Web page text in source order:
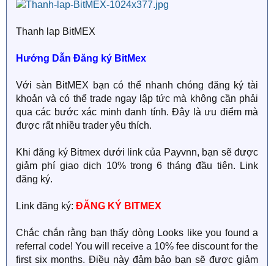
Thanh lap BitMEX
Hướng Dẫn Đăng ký BitMex
Với sàn BitMEX bạn có thể nhanh chóng đăng ký tài
khoản và có thể trade ngay lập tức mà không cần phải
qua các bước xác minh danh tính. Đây là ưu điểm mà
được rất nhiều trader yêu thích.
Khi đăng ký Bitmex dưới link của Payvnn, bạn sẽ được
giảm phí giao dịch 10% trong 6 tháng đầu tiên. Link
đăng ký.
Link đăng ký: ĐĂNG KÝ BITMEX
Chắc chắn rằng bạn thấy dòng Looks like you found a
referral code! You will receive a 10% fee discount for the
first six months. Điều này đảm bảo bạn sẽ được giảm